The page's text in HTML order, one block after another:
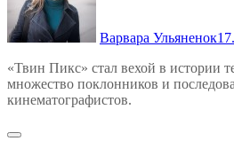
Варвара Ульяненок
«‎Твин Пикс» стал вехой в истории
множество поклонников и
кинематографистов.